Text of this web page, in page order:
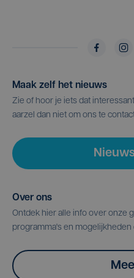
Maak zelf het nieuws
Zie of hoor je iets dat
aarzel dan niet om ons te
Over ons
Ontdek hier alle info over onze
programma's en